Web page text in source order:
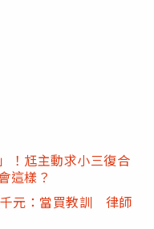
！尪主動求小三復合
這樣？
元：當買教訓 律師